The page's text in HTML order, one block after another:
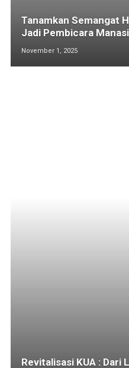
Tanamkan Semangat
Jadi Pembicara
November 1, 2025
Revitalisasi KUA :